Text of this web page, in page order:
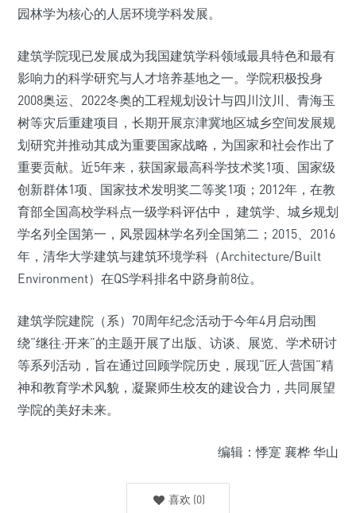
园林学为核心的人居环境学科发展。
建筑学院现已发展成为我国建筑学科领域最具特色和最有
影响力的科学研究与人才培养基地之一。学院积极投身
2008奥运、2022冬奥的工程规划设计与四川汶川、青海玉
树等灾后重建项目，长期开展京津冀地区城乡空间发展规
划研究并推动其成为重要国家战略，为国家和社会作出了
重要贡献。近5年来，获国家最高科学技术奖1项、国家级
创新群体1项、国家技术发明奖二等奖1项；2012年，在教
育部全国高校学科点一级学科评估中， 建筑学、城乡规划
学名列全国第一，风景园林学名列全国第二；2015、2016
年，清华大学建筑与建筑环境学科（Architecture/Built
Environment）在QS学科排名中跻身前8位。
建筑学院建院（系）70周年纪念活动于今年4月启动围
绕“继往·开来”的主题开展了出版、访谈、展览、学术研讨
等系列活动，旨在通过回顾学院历史，展现“匠人营国”精
神和教育学术风貌，凝聚师生校友的建设合力，共同展望
学院的美好未来。
编辑：悸寔 襄桦 华山
喜欢 (0)